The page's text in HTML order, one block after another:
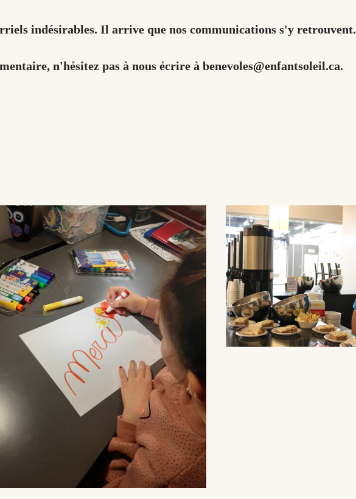
indésirables. Il arrive que nos communications s'y retrouvent.
n'hésitez pas à nous écrire à benevoles@enfantsoleil.ca.